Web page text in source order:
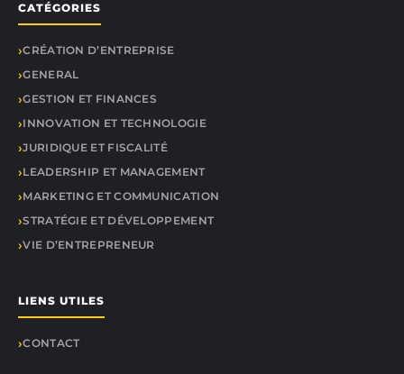
CATÉGORIES
CRÉATION D’ENTREPRISE
GENERAL
GESTION ET FINANCES
INNOVATION ET TECHNOLOGIE
JURIDIQUE ET FISCALITÉ
LEADERSHIP ET MANAGEMENT
MARKETING ET COMMUNICATION
STRATÉGIE ET DÉVELOPPEMENT
VIE D’ENTREPRENEUR
LIENS UTILES
CONTACT